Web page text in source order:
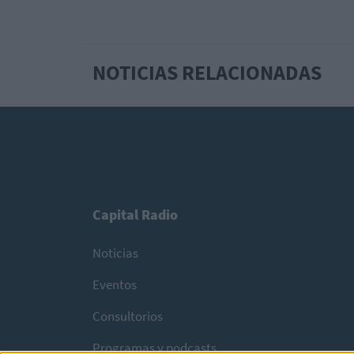
NOTICIAS RELACIONADAS
Capital Radio
Noticias
Eventos
Consultorios
Programas y podcasts